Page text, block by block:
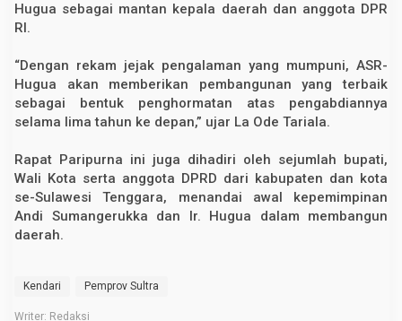
Hugua sebagai mantan kepala daerah dan anggota DPR
RI.
“Dengan rekam jejak pengalaman yang mumpuni, ASR-
Hugua akan memberikan pembangunan yang terbaik
sebagai bentuk penghormatan atas pengabdiannya
selama lima tahun ke depan,” ujar La Ode Tariala.
Rapat Paripurna ini juga dihadiri oleh sejumlah bupati,
Wali Kota serta anggota DPRD dari kabupaten dan kota
se-Sulawesi Tenggara, menandai awal kepemimpinan
Andi Sumangerukka dan Ir. Hugua dalam membangun
daerah.
Kendari Pemprov Sultra
Writer: Redaksi